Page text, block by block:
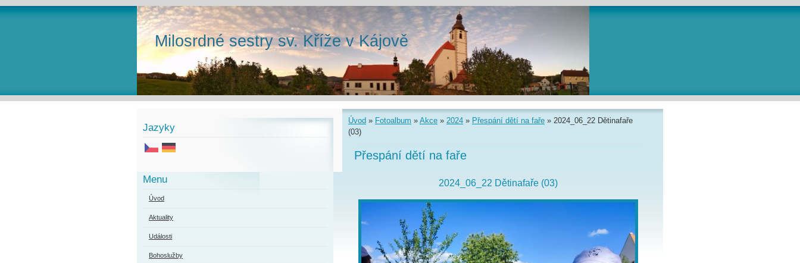
Milosrdné sestry sv. Kříže v Kájově
Úvod » Fotoalbum » Akce » 2024 » Přespání dětí na faře » 2024_06_22 Dětinafaře
(03)
Přespání dětí na faře
2024_06_22 Dětinafaře (03)
Jazyky
Menu
Úvod
Aktuality
Události
Bohoslužby